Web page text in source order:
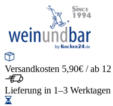
Versandkosten 5,90€ / ab
Lieferung in 1–3 Werktagen